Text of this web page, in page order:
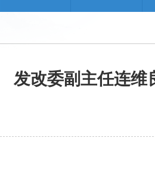
发改委副主任连维